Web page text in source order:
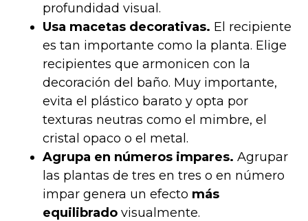
profundidad visual.
Usa macetas decorativas. El recipiente
es tan importante como la planta. Elige
recipientes que armonicen con la
decoración del baño. Muy importante,
evita el plástico barato y opta por
texturas neutras como el mimbre, el
cristal opaco o el metal.
Agrupa en números impares. Agrupar
las plantas de tres en tres o en número
impar genera un efecto más
equilibrado visualmente.